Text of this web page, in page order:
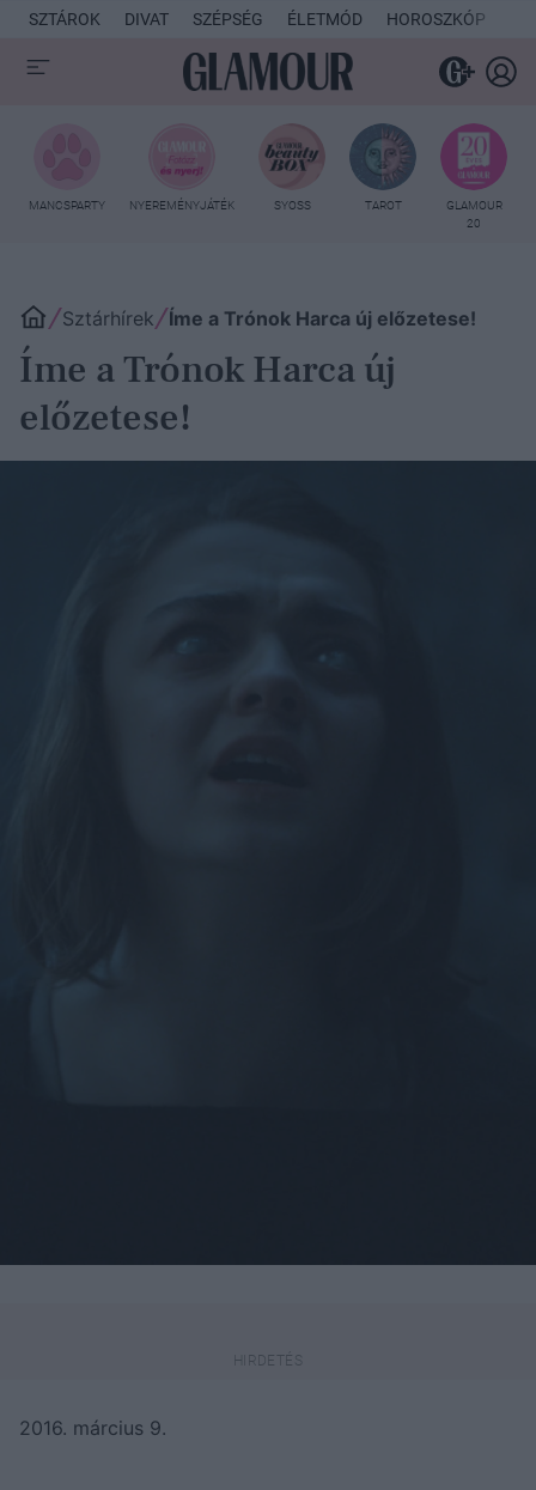
SZTÁROK DIVAT SZÉPSÉG ÉLETMÓD HOROSZKÓP
MANCSPARTY NYEREMÉNYJÁTÉK SYOSS TAROT
GLAMOUR
20
Sztárhírek Íme a Trónok Harca új előzetese!
Íme a Trónok Harca új
előzetese!
2016. március 9.